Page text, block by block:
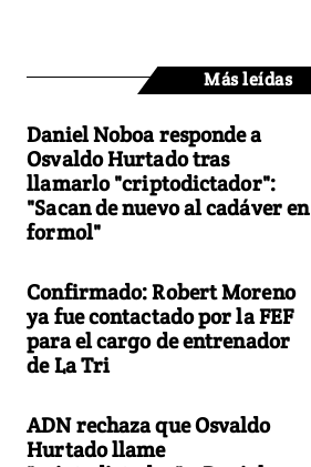
Más leídas
Daniel Noboa responde a
Osvaldo Hurtado tras
llamarlo "criptodictador":
"Sacan de nuevo al cadáver en
formol"
Confirmado: Robert Moreno
ya fue contactado por la FEF
para el cargo de entrenador
de La Tri
ADN rechaza que Osvaldo
Hurtado llame